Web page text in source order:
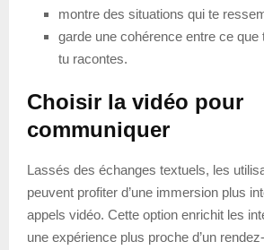
montre des situations qui te
garde une cohérence entre ce que
tu racontes.
Choisir la vidéo pour
communiquer
Lassés des échanges textuels, les
peuvent profiter d’une immersion plus
appels vidéo. Cette option enrichit les
une expérience plus proche d’un